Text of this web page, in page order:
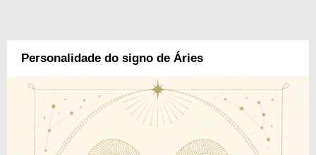
Personalidade do signo de Áries